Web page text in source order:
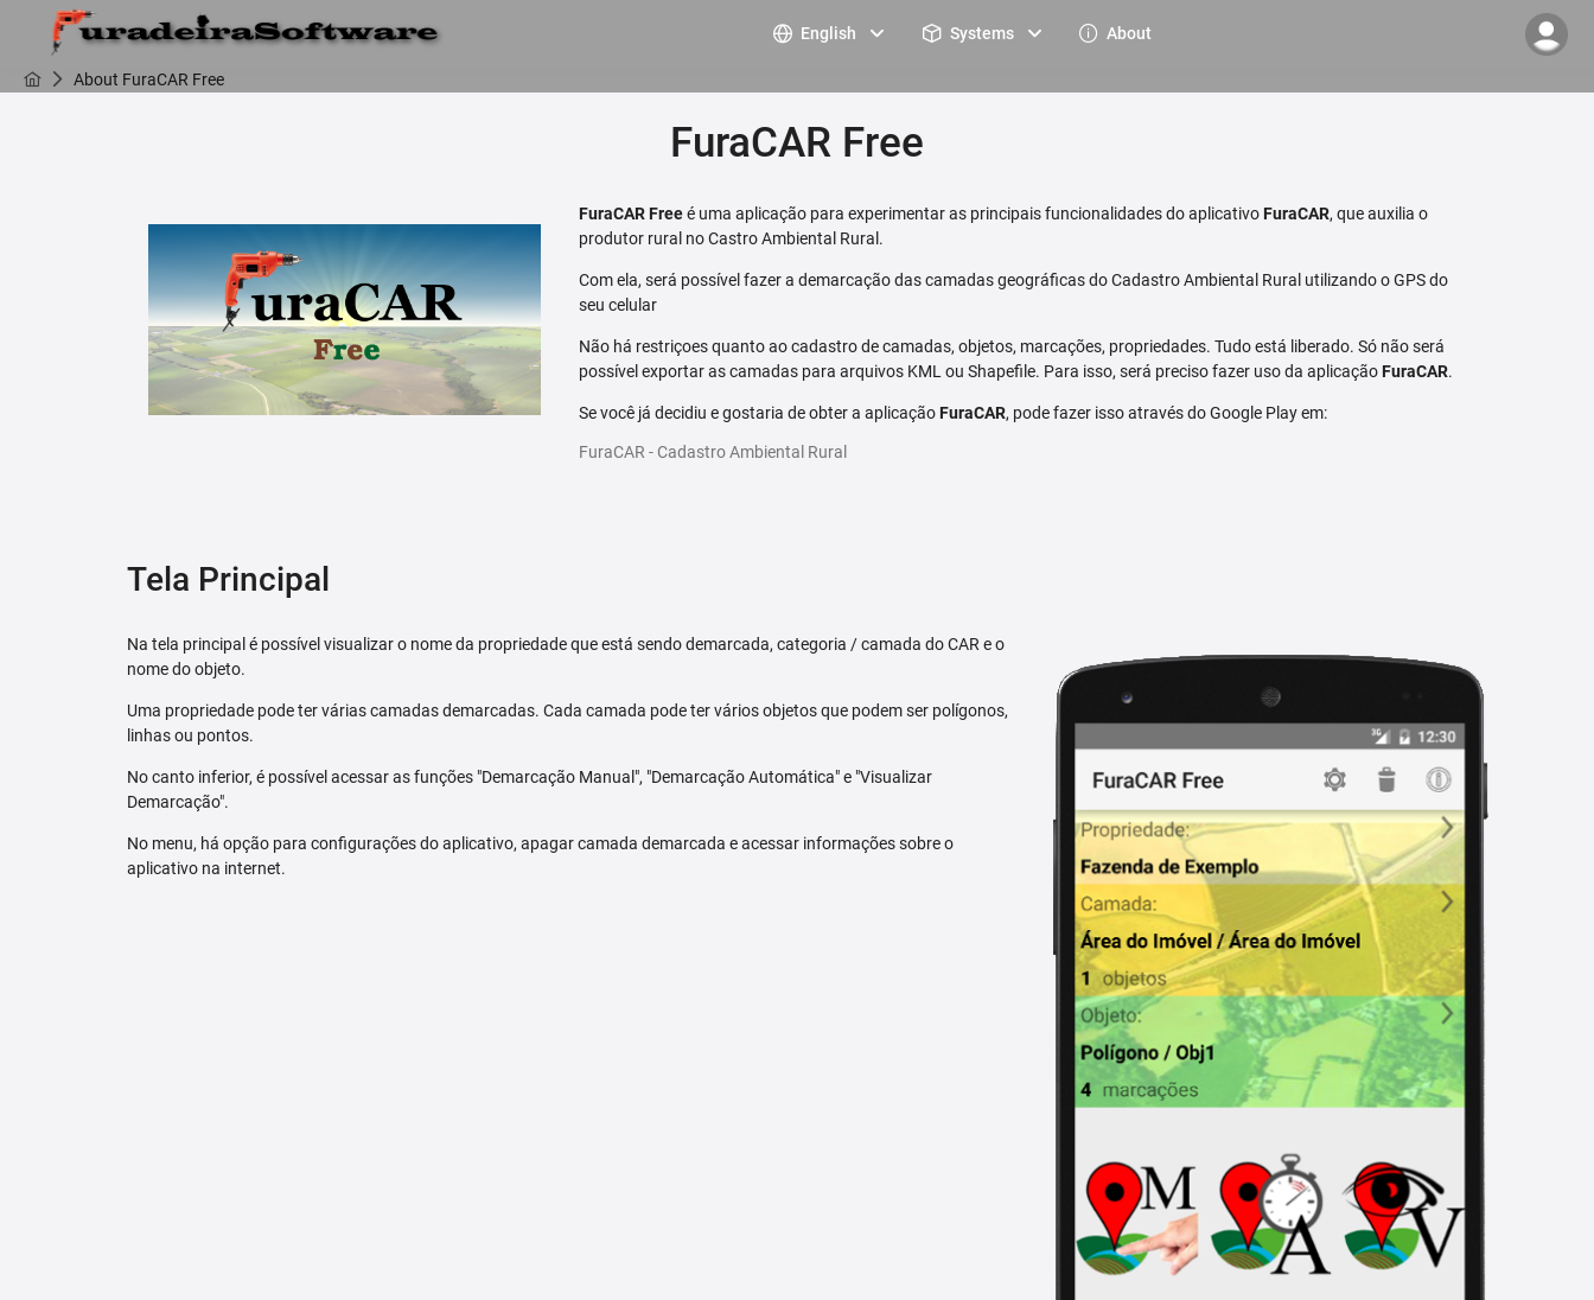
English Systems About
About FuraCAR Free
FuraCAR Free
FuraCAR Freeé uma aplicação para experimentar as principais funcionalidades do aplicativoFuraCAR, que auxilia o
produtor rural no Castro Ambiental Rural.
Com ela, será possível fazer a demarcação das camadas geográficas do Cadastro Ambiental Rural utilizando o GPS do
seu celular
Não há restriçoes quanto ao cadastro de camadas, objetos, marcações, propriedades. Tudo está liberado. Só não será
possível exportar as camadas para arquivos KML ou Shapefile. Para isso, será preciso fazer uso da aplicaçãoFuraCAR.
Se você já decidiu e gostaria de obter a aplicaçãoFuraCAR, pode fazer isso através do Google Play em:
FuraCAR - Cadastro Ambiental Rural
Tela Principal
Na tela principal é possível visualizar o nome da propriedade que está sendo demarcada, categoria / camada do CAR e o
nome do objeto.
Uma propriedade pode ter várias camadas demarcadas. Cada camada pode ter vários objetos que podem ser polígonos,
linhas ou pontos.
No canto inferior, é possível acessar as funções "Demarcação Manual", "Demarcação Automática" e "Visualizar
Demarcação".
No menu, há opção para configurações do aplicativo, apagar camada demarcada e acessar informações sobre o
aplicativo na internet.